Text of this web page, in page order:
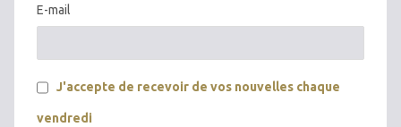
E-mail
J'accepte de recevoir de vos nouvelles chaque
vendredi